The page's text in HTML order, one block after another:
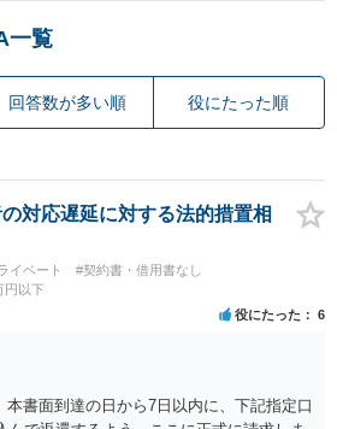
一覧
回答数が多い順 役にたった順
対応遅延に対する法的措置相
イベート
#契約書・借用書なし
円以下
役にたった 6
本書面到達の日から7日以内に、下記指定口